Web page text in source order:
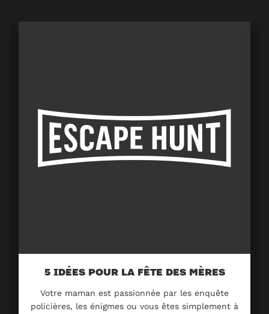
5 IDÉES POUR LA FÊTE DES MÈRES
Votre maman est passionnée par les enquête
policières, les énigmes ou vous êtes simplement à